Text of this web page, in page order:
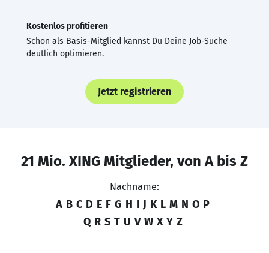
Kostenlos profitieren
Schon als Basis-Mitglied kannst Du Deine Job-Suche
deutlich optimieren.
Jetzt registrieren
21 Mio. XING Mitglieder, von A bis Z
Nachname:
A B C D E F G H I J K L M N O P
Q R S T U V W X Y Z